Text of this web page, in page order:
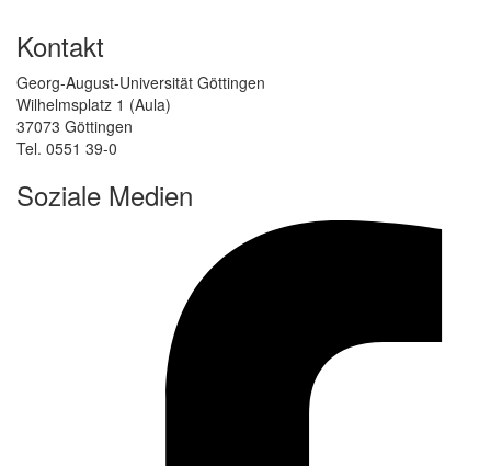
Kontakt
Georg-August-Universität Göttingen
Wilhelmsplatz 1 (Aula)
37073 Göttingen
Tel. 0551 39-0
Soziale Medien